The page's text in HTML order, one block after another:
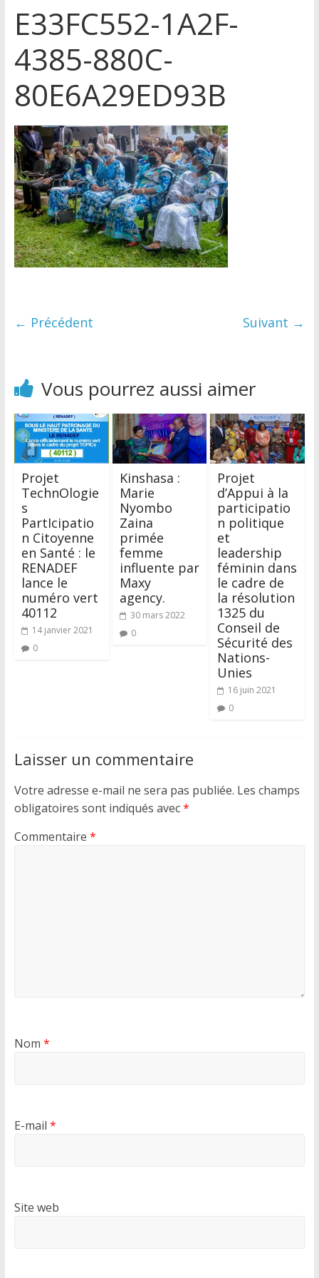
E33FC552-1A2F-
4385-880C-
80E6A29ED93B
← Précédent Suivant →
Vous pourrez aussi aimer
Projet
TechnOlogie
s
PartIcipatio
n Citoyenne
en Santé : le
RENADEF
lance le
numéro vert
40112
14 janvier 2021
0
Kinshasa :
Marie
Nyombo
Zaina
primée
femme
influente par
Maxy
agency.
30 mars 2022
0
Projet
d’Appui à la
participatio
n politique
et
leadership
féminin dans
le cadre de
la résolution
1325 du
Conseil de
Sécurité des
Nations-
Unies
16 juin 2021
0
Laisser un commentaire
Votre adresse e-mail ne sera pas publiée. Les champs
obligatoires sont indiqués avec*
Commentaire *
Nom *
E-mail *
Site web